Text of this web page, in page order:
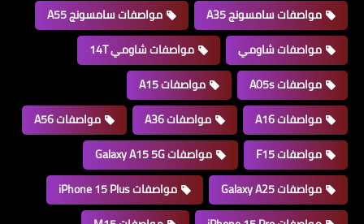
مواصفات سامسونج A35
مواصفات سامسونج A55
مواصفات شاومي
مواصفات شاومي 14T
مواصفات A05s
مواصفات A15
مواصفات A16
مواصفات A36
مواصفات A56
مواصفات F15
مواصفات Galaxy A15 5G
مواصفات Galaxy A25
مواصفات iPhone 15 Plus